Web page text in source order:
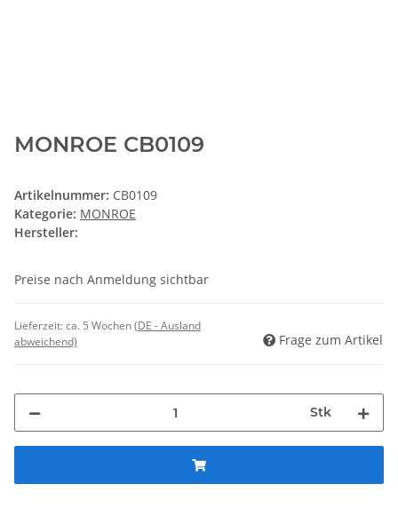
MONROE CB0109
Artikelnummer: CB0109
Kategorie: MONROE
Hersteller:
Preise nach Anmeldung sichtbar
Lieferzeit:ca. 5 Wochen(DE - Ausland
abweichend)
Frage zum Artikel
Stk